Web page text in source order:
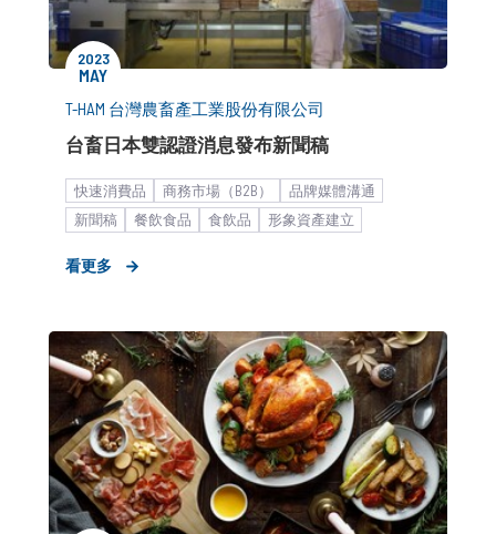
2023
MAY
T-HAM 台灣農畜產工業股份有限公司
台畜日本雙認證消息發布新聞稿
快速消費品 商務市場（B2B）
品牌媒體溝通
新聞稿
餐飲食品 食飲品
形象資產建立
看更多